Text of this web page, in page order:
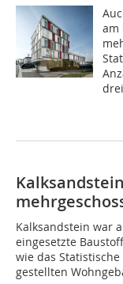
am
Kalksandstein war
eingesetzte
wie das
gestellten